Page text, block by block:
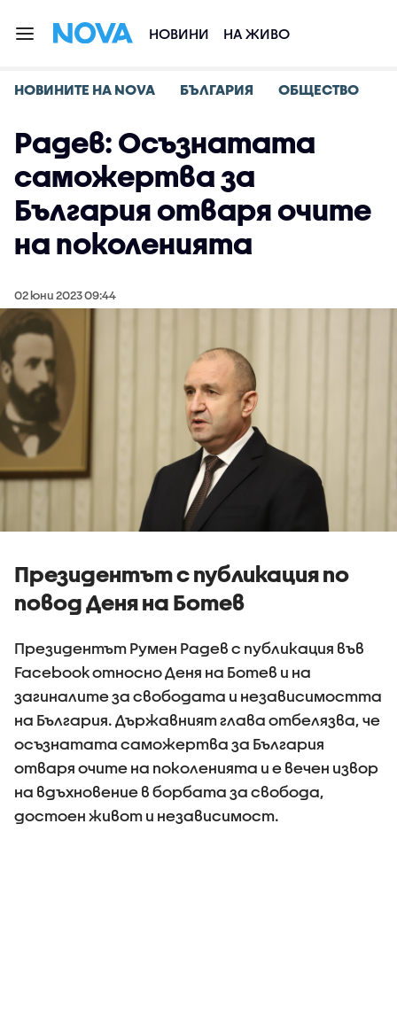
НОВИНИ НА ЖИВО
НОВИНИТЕ НА NOVA БЪЛГАРИЯ ОБЩЕСТВО
Радев: Осъзнатата
саможертва за
България отваря очите
на поколенията
02 юни 2023 09:44
Президентът с публикация по
повод Деня на Ботев
Президентът Румен Радев с публикация във
Facebook относно Деня на Ботев и на
загиналите за свободата и независимостта
на България. Държавният глава отбелязва, че
осъзнатата саможертва за България
отваря очите на поколенията и е вечен извор
на вдъхновение в борбата за свобода,
достоен живот и независимост.